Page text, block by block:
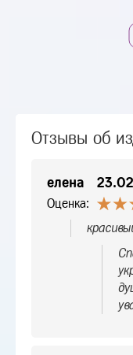
Отзывы об
елена
Оценка: